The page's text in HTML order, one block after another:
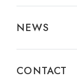
NEWS
CONTACT